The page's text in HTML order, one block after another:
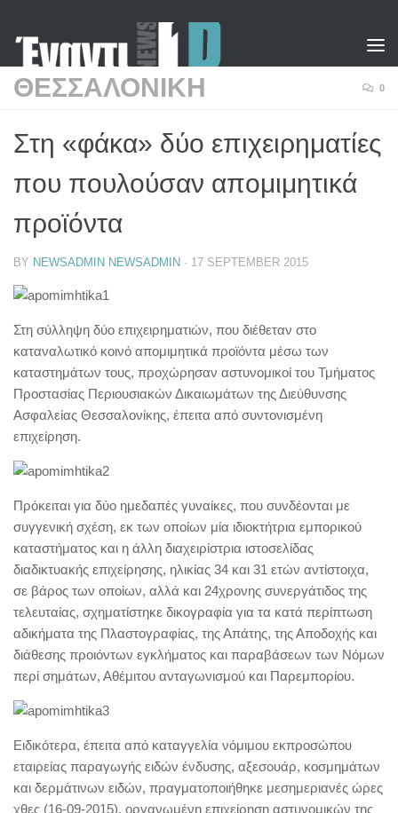
ΘΕΣΣΑΛΟΝΙΚΗ 0
Στη «φάκα» δύο επιχειρηματίες
που πουλούσαν απομιμητικά
προϊόντα
BY NEWSADMIN NEWSADMIN · 17 SEPTEMBER 2015
Στη σύλληψη δύο επιχειρηματιών, που διέθεταν στο
καταναλωτικό κοινό απομιμητικά προϊόντα μέσω των
καταστημάτων τους, προχώρησαν αστυνομικοί του Τμήματος
Προστασίας Περιουσιακών Δικαιωμάτων της Διεύθυνσης
Ασφαλείας Θεσσαλονίκης, έπειτα από συντονισμένη
επιχείρηση.
Πρόκειται για δύο ημεδαπές γυναίκες, που συνδέονται με
συγγενική σχέση, εκ των οποίων μία ιδιοκτήτρια εμπορικού
καταστήματος και η άλλη διαχειρίστρια ιστοσελίδας
διαδικτυακής επιχείρησης, ηλικίας 34 και 31 ετών αντίστοιχα,
σε βάρος των οποίων, αλλά και 24χρονης συνεργάτιδος της
τελευταίας, σχηματίστηκε δικογραφία για τα κατά περίπτωση
αδικήματα της Πλαστογραφίας, της Απάτης, της Αποδοχής και
διάθεσης προιόντων εγκλήματος και παραβάσεων των Νόμων
περί σημάτων, Αθέμιτου ανταγωνισμού και Παρεμπορίου.
Ειδικότερα, έπειτα από καταγγελία νόμιμου εκπροσώπου
εταιρείας παραγωγής ειδών ένδυσης, αξεσουάρ, κοσμημάτων
και δερμάτινων ειδών, πραγματοποιήθηκε μεσημεριανές ώρες
χθες (16-09-2015), οργανωμένη επιχείρηση αστυνομικών της